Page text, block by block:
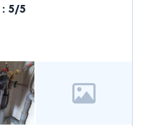
: 5/5